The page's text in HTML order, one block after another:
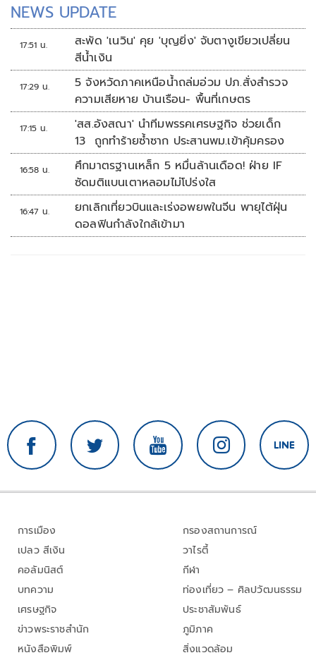
NEWS UPDATE
17:51 น.
สะพัด 'เนวิน' คุย 'บุญยิ่ง' จับตางูเขียวเปลี่ยน
สีน้ำเงิน
17:29 น.
5 จังหวัดภาคเหนือน้ำถล่มอ่วม ปภ.สั่งสำรวจ
ความเสียหาย บ้านเรือน- พื้นที่เกษตร
17:15 น.
'สส.อังสณา' นำทีมพรรคเศรษฐกิจ ช่วยเด็ก
13 ถูกทำร้ายซ้ำซาก ประสานพม.เข้าคุ้มครอง
16:58 น.
ศึกมาตรฐานเหล็ก 5 หมื่นล้านเดือด! ฝ่าย IF
ซัดมติแบนเตาหลอมไม่โปร่งใส
16:47 น.
ยกเลิกเที่ยวบินและเร่งอพยพในจีน พายุไต้ฝุ่น
ดอลฟินกำลังใกล้เข้ามา
การเมือง
เปลว สีเงิน
คอลัมนิสต์
บทความ
เศรษฐกิจ
ข่าวพระราชสำนัก
หนังสือพิมพ์
กรองสถานการณ์
วาไรตี้
กีฬา
ท่องเที่ยว – ศิลปวัฒนธรรม
ประชาสัมพันธ์
ภูมิภาค
สิ่งแวดล้อม